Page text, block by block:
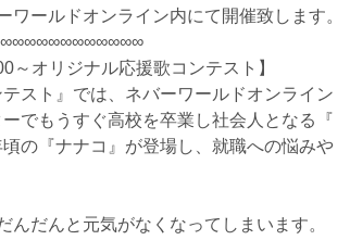
ワールドオンライン内にて開催致します。
オリジナル応援歌コンテスト】
スト』では、ネバーワールドオンライン
でもうすぐ高校を卒業し社会人となる『
の『ナナコ』が登場し、就職への悩みや
だんと元気がなくなってしまいます。